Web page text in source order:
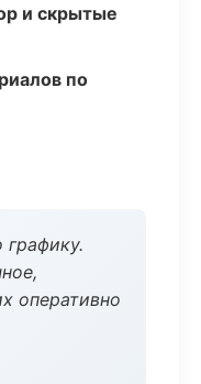
и скрытые
по
графику.
оперативно